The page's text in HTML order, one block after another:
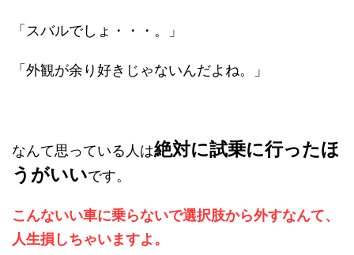
「スバルでしょ・・・。」
「外観が余り好きじゃないんだよね。」
なんて思っている人は絶対に試乗に行ったほ
うがいいです。
こんないい車に乗らないで選択肢から外すなんて、
人生損しちゃいますよ。